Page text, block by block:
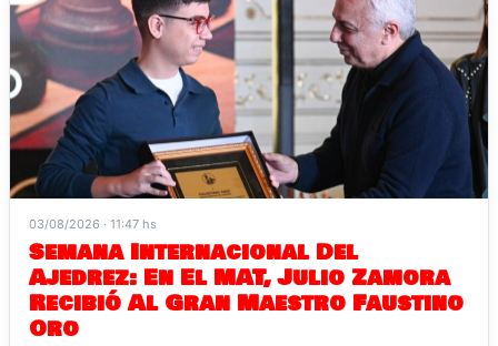
03/08/2026 · 11:47 hs
Semana Internacional Del
Ajedrez: En El MAT, Julio Zamora
Recibió Al Gran Maestro Faustino
Oro